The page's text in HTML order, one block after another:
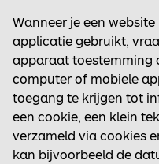
Wanneer je een
applicatie gebruikt,
apparaat toestemming
computer of mobiele
toegang te krijgen tot
een cookie, een klein
verzameld via cookies
kan bijvoorbeeld de